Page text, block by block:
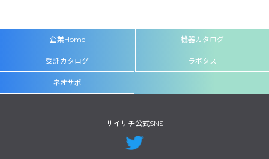
企業Home 機器カタログ
受託カタログ ラボタス
ネオサポ
サイサチ公式SNS